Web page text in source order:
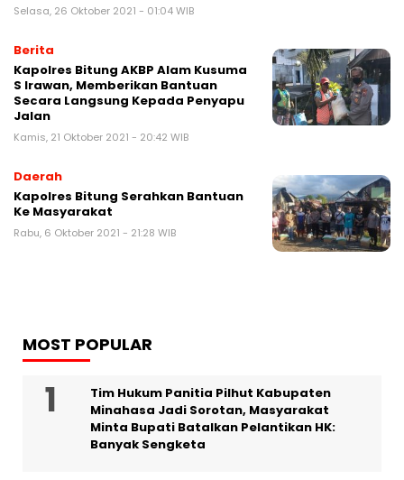
Selasa, 26 Oktober 2021 - 01:04 WIB
Berita
Kapolres Bitung AKBP Alam Kusuma
S Irawan, Memberikan Bantuan
Secara Langsung Kepada Penyapu
Jalan
Kamis, 21 Oktober 2021 - 20:42 WIB
Daerah
Kapolres Bitung Serahkan Bantuan
Ke Masyarakat
Rabu, 6 Oktober 2021 - 21:28 WIB
MOST POPULAR
Tim Hukum Panitia Pilhut Kabupaten
Minahasa Jadi Sorotan, Masyarakat
Minta Bupati Batalkan Pelantikan HK:
Banyak Sengketa